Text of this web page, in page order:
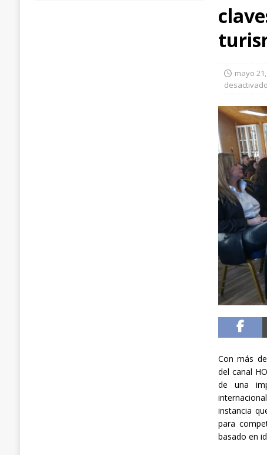
comunidad y capacitación clínica
PUERTO
Diputado Bianchi anuncia
Red Local de Apoyos y
mayo
Con más
del canal
de una
instancia
para
basado en